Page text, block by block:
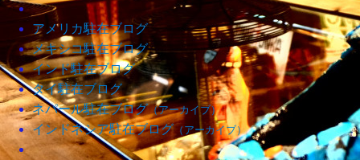
アメリカ駐在ブログ
メキシコ駐在ブログ
インド駐在ブログ
タイ駐在ブログ
ネパール駐在ブログ（アーカイブ）
インドネシア駐在ブログ （アーカイブ）